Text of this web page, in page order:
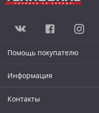
Помощь покупателю
Информация
Контакты